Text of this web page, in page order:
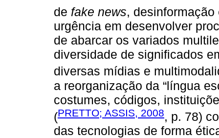
de fake news,
urgência em desenvolver
de abarcar os variados
diversidade de significados
diversas mídias e
a reorganização da “língua
costumes, códigos,
(PRETTO; ASSIS, 2008, p. 78)
das tecnologias de forma